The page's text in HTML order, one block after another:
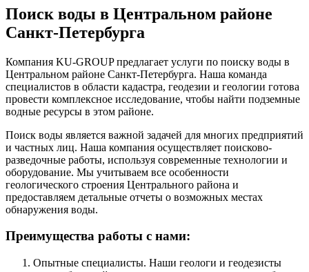
Поиск воды в Центральном районе
Санкт-Петербурга
Компания KU-GROUP предлагает услуги по поиску воды в
Центральном районе Санкт-Петербурга. Наша команда
специалистов в области кадастра, геодезии и геологии готова
провести комплексное исследование, чтобы найти подземные
водные ресурсы в этом районе.
Поиск воды является важной задачей для многих предприятий
и частных лиц. Наша компания осуществляет поисково-
разведочные работы, используя современные технологии и
оборудование. Мы учитываем все особенности
геологического строения Центрального района и
предоставляем детальные отчеты о возможных местах
обнаружения воды.
Преимущества работы с нами:
Опытные специалисты. Наши геологи и геодезисты